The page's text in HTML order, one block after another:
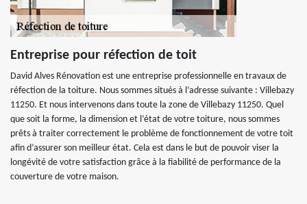
Entreprise pour réfection de toit
David Alves Rénovation est une entreprise professionnelle en travaux de
réfection de la toiture. Nous sommes situés à l’adresse suivante : Villebazy
11250. Et nous intervenons dans toute la zone de Villebazy 11250. Quel
que soit la forme, la dimension et l’état de votre toiture, nous sommes
prêts à traiter correctement le problème de fonctionnement de votre toit
afin d’assurer son meilleur état. Cela est dans le but de pouvoir viser la
longévité de votre satisfaction grâce à la fiabilité de performance de la
couverture de votre maison.